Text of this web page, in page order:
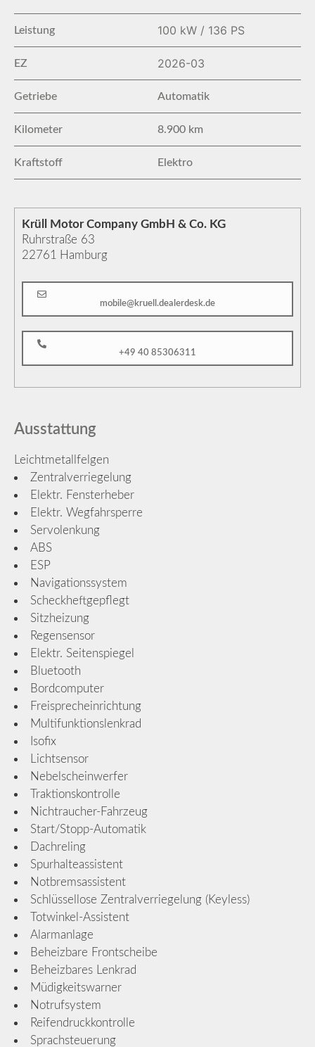
Leistung 100 kW / 136 PS
EZ 2026-03
Getriebe Automatik
Kilometer 8.900 km
Kraftstoff Elektro
Krüll Motor Company GmbH & Co. KG
Ruhrstraße 63
22761
Hamburg
mobile@kruell.dealerdesk.de
+49 40 85306311
Ausstattung
Leichtmetallfelgen
Zentralverriegelung
Elektr. Fensterheber
Elektr. Wegfahrsperre
Servolenkung
ABS
ESP
Navigationssystem
Scheckheftgepflegt
Sitzheizung
Regensensor
Elektr. Seitenspiegel
Bluetooth
Bordcomputer
Freisprecheinrichtung
Multifunktionslenkrad
Isofix
Lichtsensor
Nebelscheinwerfer
Traktionskontrolle
Nichtraucher-Fahrzeug
Start/Stopp-Automatik
Dachreling
Spurhalteassistent
Notbremsassistent
Schlüssellose Zentralverriegelung (Keyless)
Totwinkel-Assistent
Alarmanlage
Beheizbare Frontscheibe
Beheizbares Lenkrad
Müdigkeitswarner
Notrufsystem
Reifendruckkontrolle
Sprachsteuerung